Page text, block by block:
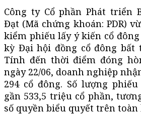
Công ty Cổ phần Phát triển
Đạt (Mã chứng khoán: PDR)
kiểm phiếu lấy ý kiến cổ
kỳ Đại hội đồng cổ đông bất
Tính đến thời điểm đóng
ngày 22/06, doanh nghiệp
294 cổ đông. Số lượng
gần 533,5 triệu cổ phần,
số quyền biểu quyết trên toàn